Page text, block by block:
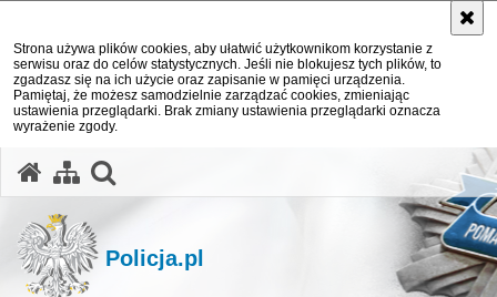
Strona używa plików cookies, aby ułatwić użytkownikom korzystanie z
serwisu oraz do celów statystycznych. Jeśli nie blokujesz tych plików, to
zgadzasz się na ich użycie oraz zapisanie w pamięci urządzenia.
Pamiętaj, że możesz samodzielnie zarządzać cookies, zmieniając
ustawienia przeglądarki. Brak zmiany ustawienia przeglądarki oznacza
wyrażenie zgody.
Policja.pl